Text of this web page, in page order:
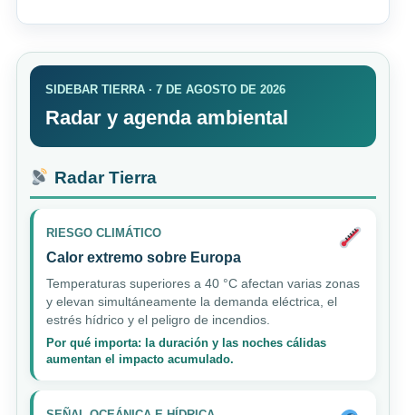
SIDEBAR TIERRA · 7 DE AGOSTO DE 2026
Radar y agenda ambiental
Radar Tierra
RIESGO CLIMÁTICO
Calor extremo sobre Europa
Temperaturas superiores a 40 °C afectan varias zonas
y elevan simultáneamente la demanda eléctrica, el
estrés hídrico y el peligro de incendios.
Por qué importa: la duración y las noches cálidas
aumentan el impacto acumulado.